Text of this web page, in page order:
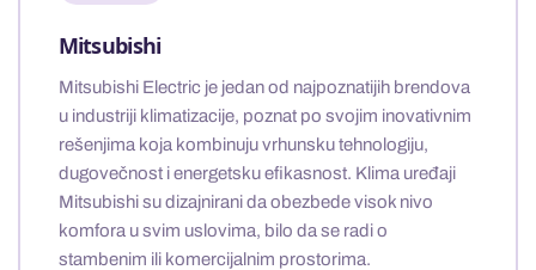
Mitsubishi
Mitsubishi Electric je jedan od najpoznatijih brendova
u industriji klimatizacije, poznat po svojim inovativnim
rešenjima koja kombinuju vrhunsku tehnologiju,
dugovečnost i energetsku efikasnost. Klima uređaji
Mitsubishi su dizajnirani da obezbede visok nivo
komfora u svim uslovima, bilo da se radi o
stambenim ili komercijalnim prostorima.